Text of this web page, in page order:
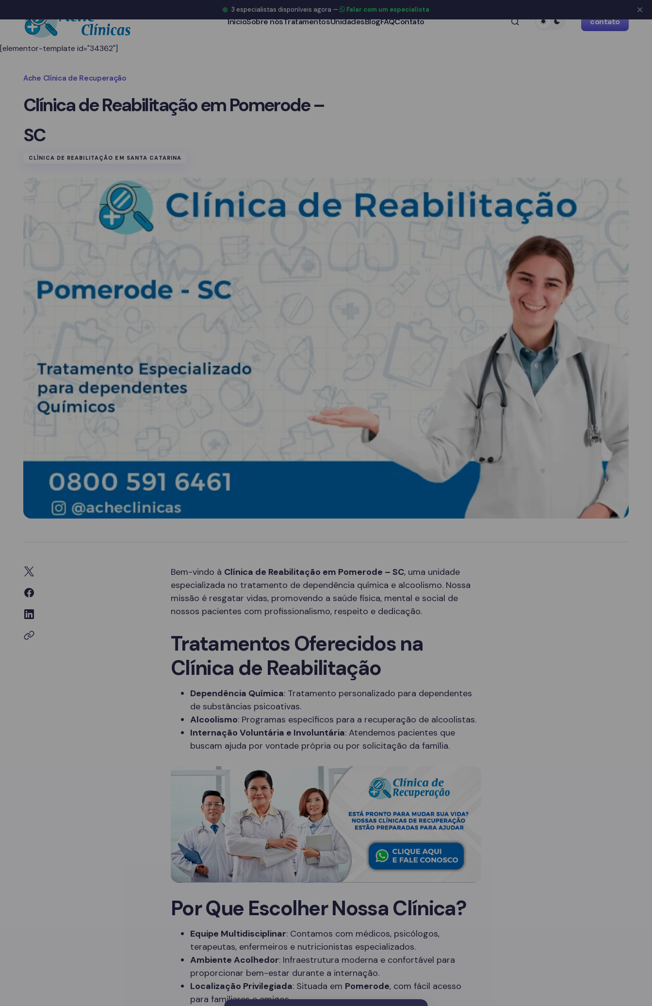
InícioSobre nósTratamentosUnidadesBlogFAQContato contato
[elementor-template id="34362"]
Ache Clínica de Recuperação
Clínica de Reabilitação em Pomerode –
SC
CLÍNICA DE REABILITAÇÃO EM SANTA CATARINA
Bem-vindo à Clínica de Reabilitação em Pomerode – SC, uma unidade
especializada no tratamento de dependência química e alcoolismo. Nossa
missão é resgatar vidas, promovendo a saúde física, mental e social de
nossos pacientes com profissionalismo, respeito e dedicação.
Tratamentos Oferecidos na
Clínica de Reabilitação
Dependência Química: Tratamento personalizado para dependentes
de substâncias psicoativas.
Alcoolismo: Programas específicos para a recuperação de alcoolistas.
Internação Voluntária e Involuntária: Atendemos pacientes que
buscam ajuda por vontade própria ou por solicitação da família.
Por Que Escolher Nossa Clínica?
Equipe Multidisciplinar: Contamos com médicos, psicólogos,
terapeutas, enfermeiros e nutricionistas especializados.
Ambiente Acolhedor: Infraestrutura moderna e confortável para
proporcionar bem-estar durante a internação.
Localização Privilegiada: Situada em Pomerode, com fácil acesso
para familiares e amigos.
3 especialistas disponíveis agora — Falar com um especialista